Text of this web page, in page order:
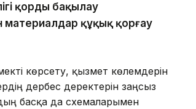
қордың бақылау
құқық қорғау
көрсету, қызмет көлемдерін
дербес деректерін заңсыз
басқа да схемаларымен